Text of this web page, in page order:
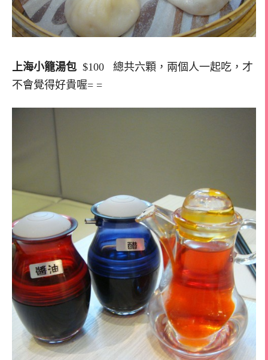
上海小籠湯包 $100 總共六顆，兩個人一起吃，才
不會覺得好貴喔= =